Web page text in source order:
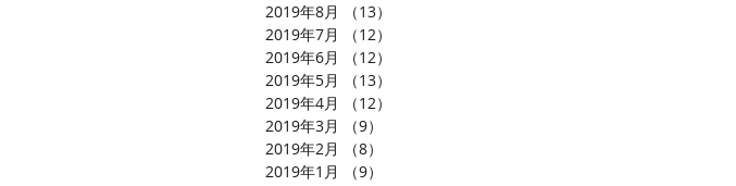
2019年8月
（13）
2019年7月
（12）
2019年6月
（12）
2019年5月
（13）
2019年4月
（12）
2019年3月
（9）
2019年2月
（8）
2019年1月
（9）